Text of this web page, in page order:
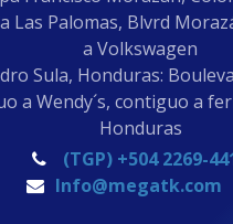
Las Palomas, Blvrd
a Volkswagen
Sula, Honduras:
a Wendy´s, contiguo a
Honduras
(TGP) +504 2269-
Info@megatk.com